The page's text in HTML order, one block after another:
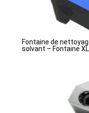
Fontaine de
solvant – Fontaine